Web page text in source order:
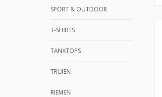
SPORT & OUTDOOR
T-SHIRTS
TANKTOPS
TRUIEN
RIEMEN